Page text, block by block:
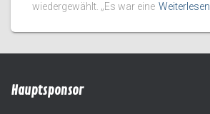
wiedergewählt. „Es war eine Weiterlesen
Hauptsponsor